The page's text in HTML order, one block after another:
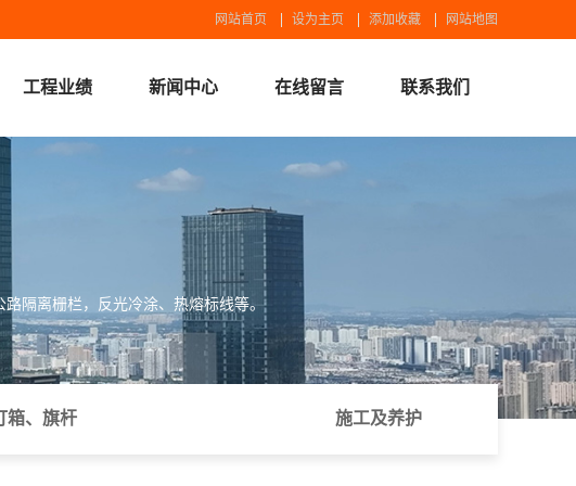
网站首页 设为主页 添加收藏 网站地图
工程业绩 新闻中心 在线留言 联系我们
在线留言
隔离栅栏，反光冷涂、热熔标线等。
箱、旗杆 施工及养护